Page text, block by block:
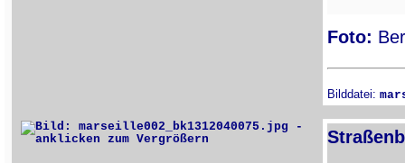
Foto:
Bilddatei: